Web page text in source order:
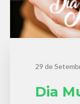
29 de
Dia